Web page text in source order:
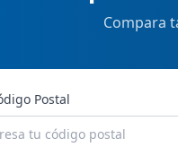
Compara
Postal